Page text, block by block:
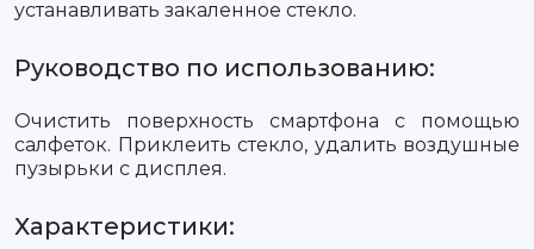
устанавливать закаленное стекло.
Руководство по использованию:
Очистить поверхность смартфона с помощью
салфеток. Приклеить стекло, удалить воздушные
пузырьки с дисплея.
Характеристики: